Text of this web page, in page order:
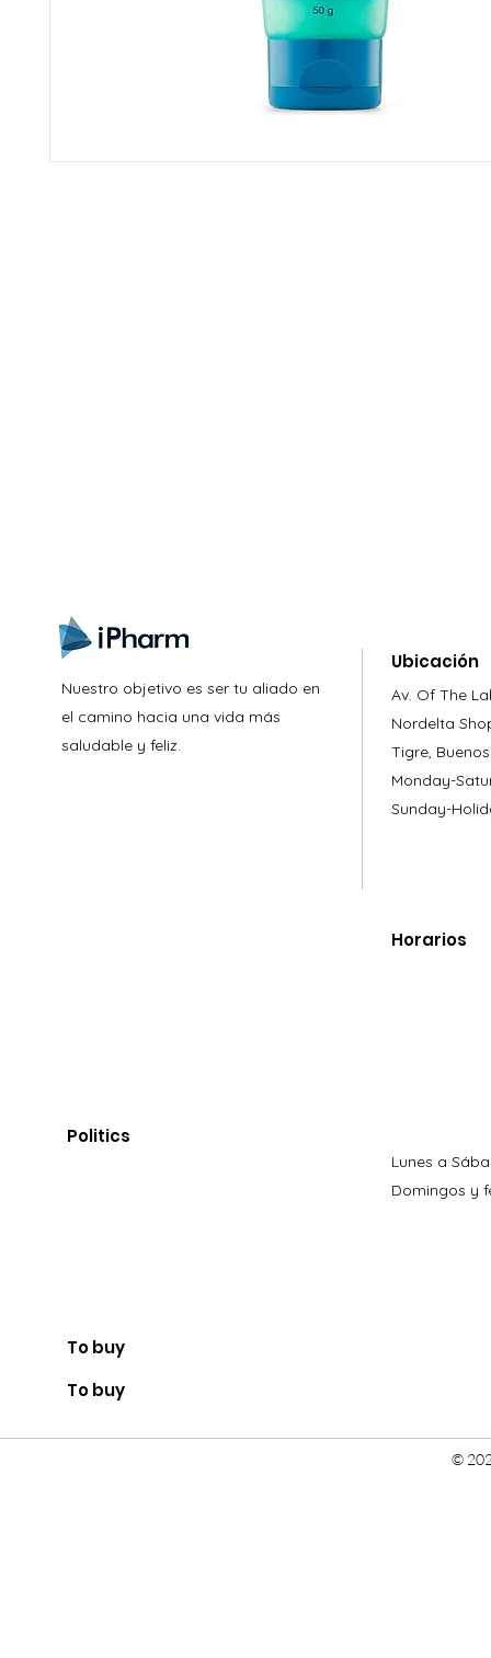
Nuestro objetivo es ser tu aliado en
el camino hacia una vida más
saludable y feliz.
Politics
To buy
To buy
Ubicación
Av. Of The
Nordelta
Tigre,
Monday-
Sunday-
Horarios
Lunes a
Domingos y
©